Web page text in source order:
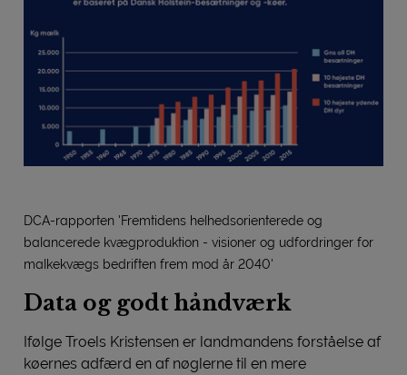
DCA-rapporten 'Fremtidens helhedsorienterede og
balancerede kvægproduktion - visioner og udfordringer for
malkekvægs bedriften frem mod år 2040'
Data og godt håndværk
Ifølge Troels Kristensen er landmandens forståelse af
køernes adfærd en af nøglerne til en mere